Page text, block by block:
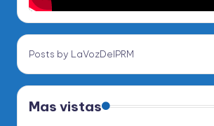
Posts by LaVozDelPRM
Mas vistas